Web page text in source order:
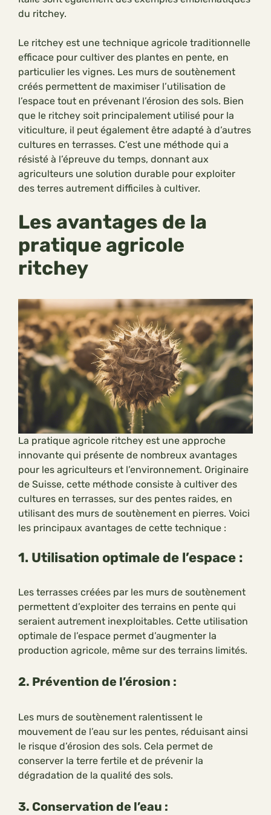
du ritchey.
Le ritchey est une technique agricole traditionnelle
efficace pour cultiver des plantes en pente, en
particulier les vignes. Les murs de soutènement
créés permettent de maximiser l’utilisation de
l’espace tout en prévenant l’érosion des sols. Bien
que le ritchey soit principalement utilisé pour la
viticulture, il peut également être adapté à d’autres
cultures en terrasses. C’est une méthode qui a
résisté à l’épreuve du temps, donnant aux
agriculteurs une solution durable pour exploiter
des terres autrement difficiles à cultiver.
Les avantages de la
pratique agricole
ritchey
La pratique agricole ritchey est une approche
innovante qui présente de nombreux avantages
pour les agriculteurs et l’environnement. Originaire
de Suisse, cette méthode consiste à cultiver des
cultures en terrasses, sur des pentes raides, en
utilisant des murs de soutènement en pierres. Voici
les principaux avantages de cette technique :
1. Utilisation optimale de l’espace :
Les terrasses créées par les murs de soutènement
permettent d’exploiter des terrains en pente qui
seraient autrement inexploitables. Cette utilisation
optimale de l’espace permet d’augmenter la
production agricole, même sur des terrains limités.
2. Prévention de l’érosion :
Les murs de soutènement ralentissent le
mouvement de l’eau sur les pentes, réduisant ainsi
le risque d’érosion des sols. Cela permet de
conserver la terre fertile et de prévenir la
dégradation de la qualité des sols.
3. Conservation de l’eau :